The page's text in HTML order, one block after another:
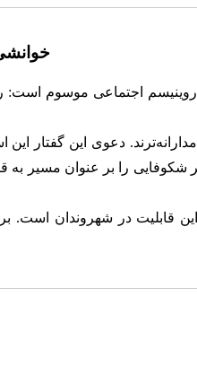
اجتماعی موسوم
دعوی این
شکوفایی را بر عنوان مسیر
قابلیت در شهروندان است.